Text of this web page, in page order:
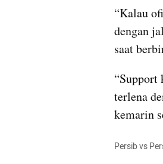
“Kalau
dengan
saat
“Support
terlena
kemarin
Persib vs